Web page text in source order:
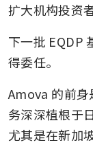
扩大机构投资
下一批 EQDP
得委任。
Amova 的前
务深深植根于
尤其是在新加